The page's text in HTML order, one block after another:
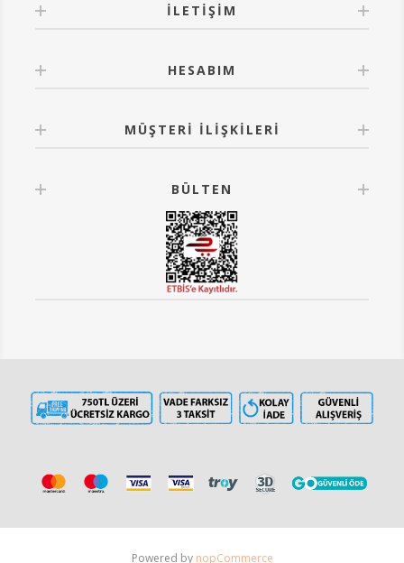
İLETIŞIM
HESABIM
MÜŞTERI İLIŞKILERI
BÜLTEN
Powered by nopCommerce